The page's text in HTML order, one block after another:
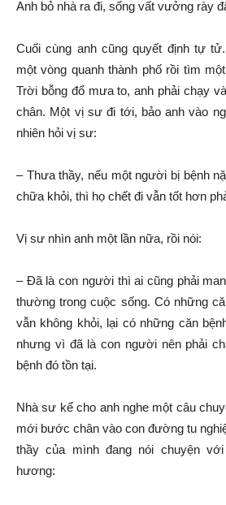
Anh bỏ nhà ra đi, sống vất vưởng rày
Cuối cùng anh cũng quyết định tự
một vòng quanh thành phố rồi tìm
Trời bỗng đổ mưa to, anh phải chạy
chân. Một vị sư đi tới, bảo anh vào
nhiên hỏi vị sư:
– Thưa thầy, nếu một người bị bệnh
chữa khỏi, thì họ chết đi vẫn tốt hơn
Vị sư nhìn anh một lần nữa, rồi nói:
– Đã là con người thì ai cũng phải
thường trong cuộc sống. Có những
vẫn không khỏi, lại có những căn
nhưng vì đã là con người nên phải
bệnh đó tồn tại.
Nhà sư kể cho anh nghe một câu
mới bước chân vào con đường tu
thầy của mình đang nói chuyện
hương: